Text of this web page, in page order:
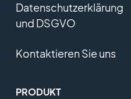
Datenschutzerklärung
und DSGVO
Kontaktieren Sie uns
PRODUKT